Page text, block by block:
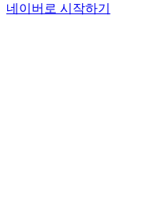
네이버로 시작하기